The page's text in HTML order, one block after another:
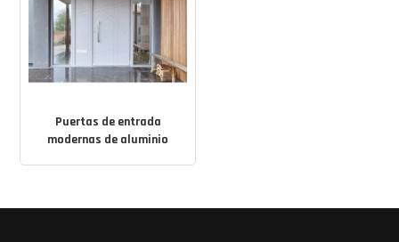
Puertas de entrada
modernas de aluminio